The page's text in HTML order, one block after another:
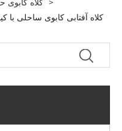
> کلاه آفتابی کابوی ساحلی با